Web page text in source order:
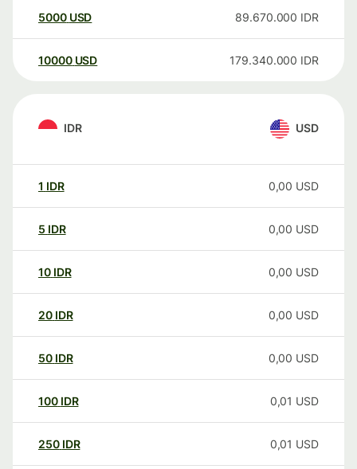
5000 USD 89.670.000 IDR
10000 USD 179.340.000 IDR
IDR USD
1 IDR 0,00 USD
5 IDR 0,00 USD
10 IDR 0,00 USD
20 IDR 0,00 USD
50 IDR 0,00 USD
100 IDR 0,01 USD
250 IDR 0,01 USD